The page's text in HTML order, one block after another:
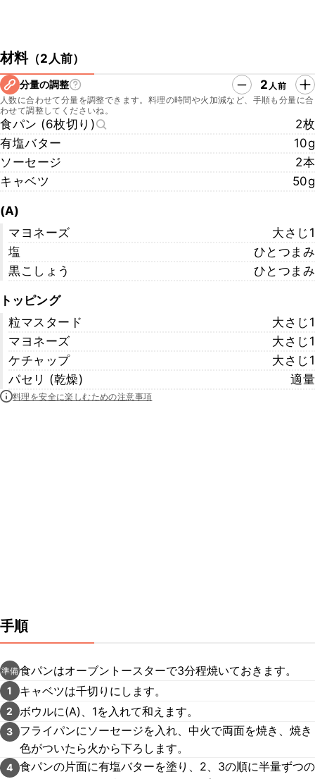
材料（2人前）
分量の調整 2 人前
人数に合わせて分量を調整できます。料理の時間や火加減など、手順も分量に合
わせて調整してくださいね。
食パン (6枚切り)
2枚
有塩バター
10g
ソーセージ
2本
キャベツ
50g
(A)
マヨネーズ
大さじ1
塩
ひとつまみ
黒こしょう
ひとつまみ
トッピング
粒マスタード
大さじ1
マヨネーズ
大さじ1
ケチャップ
大さじ1
パセリ (乾燥)
適量
料理を安全に楽しむための注意事項
手順
準備食パンはオーブントースターで3分程焼いておきます。
1 キャベツは千切りにします。
2 ボウルに(A)、1を入れて和えます。
3
フライパンにソーセージを入れ、中火で両面を焼き、焼き
色がついたら火から下ろします。
4 食パンの片面に有塩バターを塗り、2、3の順に半量ずつの